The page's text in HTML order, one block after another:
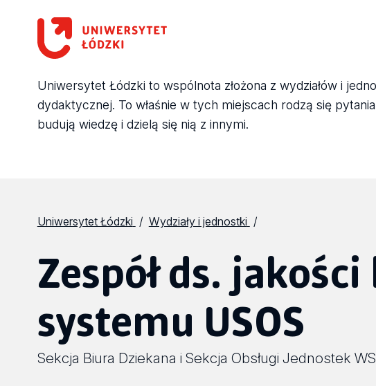
Uniwersytet Łódzki to wspólnota złożona z wydziałów i
dydaktycznej. To właśnie w tych miejscach rodzą się
budują wiedzę i dzielą się nią z innymi.
Uniwersytet Łódzki Wydziały i jednostki
Zespół ds.
systemu USOS
Sekcja Biura Dziekana i Sekcja Obsługi Jednostek